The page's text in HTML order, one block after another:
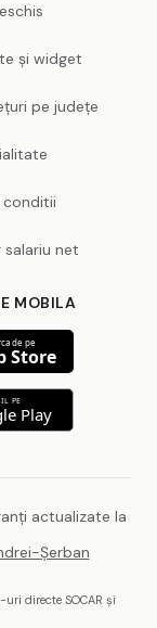
și widget
pe județe
conditii
net
MOBILA
de pe
Store
PE
Play
actualizate la
Șerban
uri directe SOCAR și